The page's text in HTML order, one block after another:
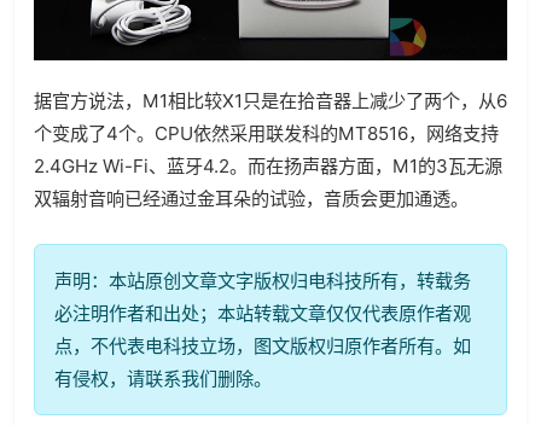
据官方说法，M1相比较X1只是在拾音器上减少了两个，从6
个变成了4个。CPU依然采用联发科的MT8516，网络支持
2.4GHz Wi-Fi、蓝牙4.2。而在扬声器方面，M1的3瓦无源
双辐射音响已经通过金耳朵的试验，音质会更加通透。
声明：本站原创文章文字版权归电科技所有，转载务
必注明作者和出处；本站转载文章仅仅代表原作者观
点，不代表电科技立场，图文版权归原作者所有。如
有侵权，请联系我们删除。